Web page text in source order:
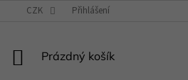
REKLAMAČNÍ ŘÁD
CZK Přihlášení
NÁKUPNÍ
Prázdný košík